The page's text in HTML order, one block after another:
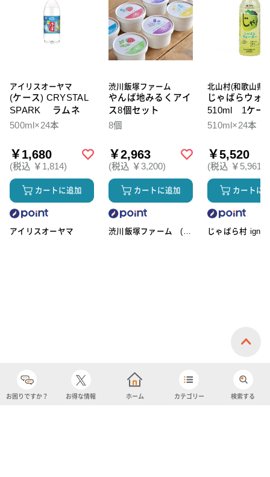
アイリスオーヤマ
(ケース) CRYSTAL
SPARK ラムネ
500ml×24本
￥1,680
(税込 ￥1,814)
カートに追加
アイリスオーヤマ
渋川飯塚ファーム
やんば地みるくアイ
ス8個セット
8個
￥2,963
(税込 ￥3,200)
カートに追加
渋川飯塚ファーム (ア
北山村(和歌山県)
じゃばらウォ
510ml 1ケー
本入
510ml×24本
￥5,520
(税込 ￥5,961)
カートに
じゃばら村
お困りですか？ お得な情報 ホーム カテゴリー 検索する